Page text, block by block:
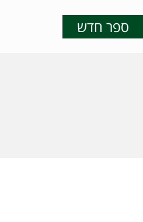
ספר חדש